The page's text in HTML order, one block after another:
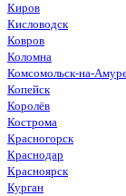
Киров
Кисловодск
Ковров
Коломна
Комсомольск-на-
Копейск
Королёв
Кострома
Красногорск
Краснодар
Красноярск
Курган